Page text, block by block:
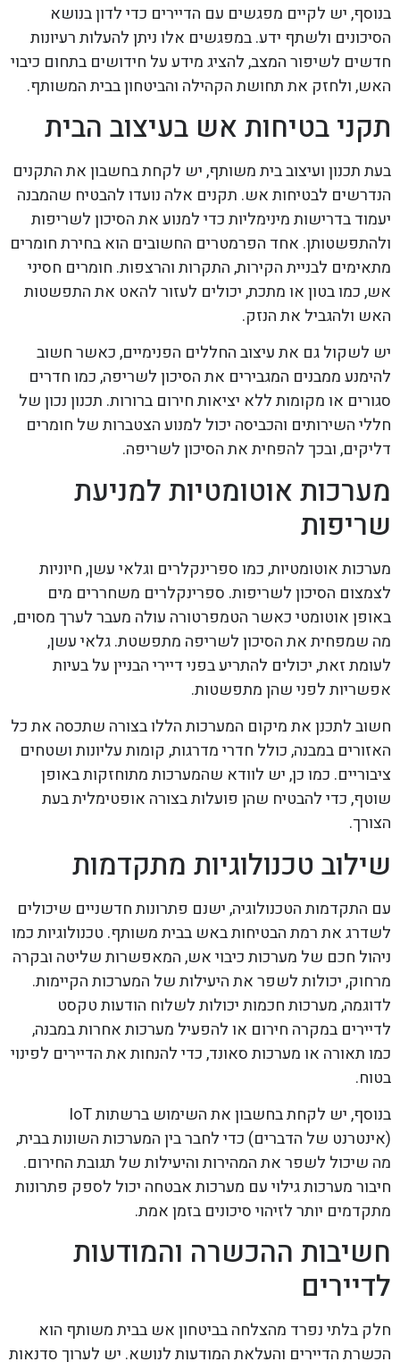
בנוסף, יש לקיים מפגשים עם הדיירים כדי לדון בנושא
הסיכונים ולשתף ידע. במפגשים אלו ניתן להעלות רעיונות
חדשים לשיפור המצב, להציג מידע על חידושים בתחום כיבוי
האש, ולחזק את תחושת הקהילה והביטחון בבית המשותף.
תקני בטיחות אש בעיצוב הבית
בעת תכנון ועיצוב בית משותף, יש לקחת בחשבון את התקנים
הנדרשים לבטיחות אש. תקנים אלה נועדו להבטיח שהמבנה
יעמוד בדרישות מינימליות כדי למנוע את הסיכון לשריפות
ולהתפשטותן. אחד הפרמטרים החשובים הוא בחירת חומרים
מתאימים לבניית הקירות, התקרות והרצפות. חומרים חסיני
אש, כמו בטון או מתכת, יכולים לעזור להאט את התפשטות
האש ולהגביל את הנזק.
יש לשקול גם את עיצוב החללים הפנימיים, כאשר חשוב
להימנע ממבנים המגבירים את הסיכון לשריפה, כמו חדרים
סגורים או מקומות ללא יציאות חירום ברורות. תכנון נכון של
חללי השירותים והכביסה יכול למנוע הצטברות של חומרים
דליקים, ובכך להפחית את הסיכון לשריפה.
מערכות אוטומטיות למניעת
שריפות
מערכות אוטומטיות, כמו ספרינקלרים וגלאי עשן, חיוניות
לצמצום הסיכון לשריפות. ספרינקלרים משחררים מים
באופן אוטומטי כאשר הטמפרטורה עולה מעבר לערך מסוים,
מה שמפחית את הסיכון לשריפה מתפשטת. גלאי עשן,
לעומת זאת, יכולים להתריע בפני דיירי הבניין על בעיות
אפשריות לפני שהן מתפשטות.
חשוב לתכנן את מיקום המערכות הללו בצורה שתכסה את כל
האזורים במבנה, כולל חדרי מדרגות, קומות עליונות ושטחים
ציבוריים. כמו כן, יש לוודא שהמערכות מתוחזקות באופן
שוטף, כדי להבטיח שהן פועלות בצורה אופטימלית בעת
הצורך.
שילוב טכנולוגיות מתקדמות
עם התקדמות הטכנולוגיה, ישנם פתרונות חדשניים שיכולים
לשדרג את רמת הבטיחות באש בבית משותף. טכנולוגיות כמו
ניהול חכם של מערכות כיבוי אש, המאפשרות שליטה ובקרה
מרחוק, יכולות לשפר את היעילות של המערכות הקיימות.
לדוגמה, מערכות חכמות יכולות לשלוח הודעות טקסט
לדיירים במקרה חירום או להפעיל מערכות אחרות במבנה,
כמו תאורה או מערכות סאונד, כדי להנחות את הדיירים לפינוי
בטוח.
בנוסף, יש לקחת בחשבון את השימוש ברשתות IoT
(אינטרנט של הדברים) כדי לחבר בין המערכות השונות בבית,
מה שיכול לשפר את המהירות והיעילות של תגובת החירום.
חיבור מערכות גילוי עם מערכות אבטחה יכול לספק פתרונות
מתקדמים יותר לזיהוי סיכונים בזמן אמת.
חשיבות ההכשרה והמודעות
לדיירים
חלק בלתי נפרד מהצלחה בביטחון אש בבית משותף הוא
הכשרת הדיירים והעלאת המודעות לנושא. יש לערוך סדנאות